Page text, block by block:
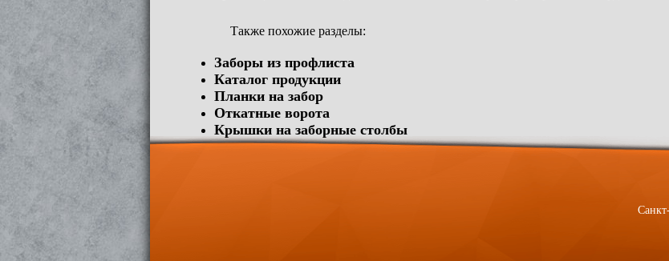
Также похожие разделы:
Заборы из профлиста
Каталог продукции
Планки на забор
Откатные ворота
Крышки на заборные столбы